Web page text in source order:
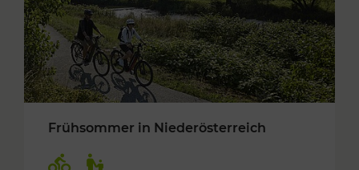
Frühsommer in Niederösterreich